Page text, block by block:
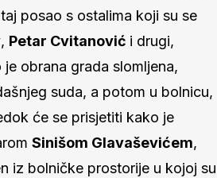
posao s ostalima koji su se
, Petar Cvitanović i drugi,
obrana grada slomljena,
suda, a potom u bolnicu,
će se prisjetiti kako je
Sinišom Glavaševićem,
iz bolničke prostorije u kojoj su